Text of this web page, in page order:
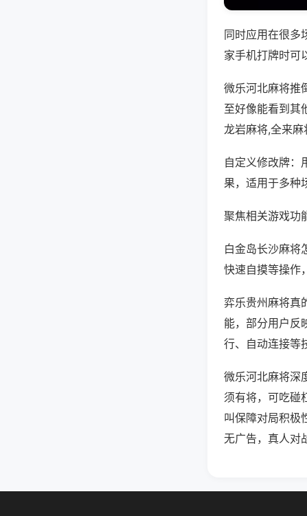
同时应用在很多
家手机打牌时可
微乐河北麻将推
至好像能看到其
龙岩麻将,全来麻
自定义修改牌：
果，适用于多种
聚焦相关游戏功
白金岛长沙麻将
快速自摸等操作
弈乐贵州麻将真
能，部分用户反
行、自动连接等
微乐河北麻将深
须有将，可吃碰
叫保障对局积极
无广告，真人对